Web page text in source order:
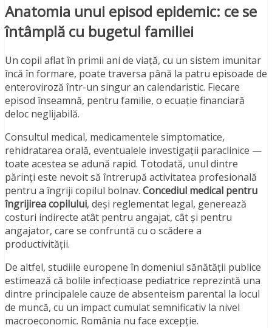
Anatomia unui episod epidemic: ce se
întâmplă cu bugetul familiei
Un copil aflat în primii ani de viață, cu un sistem imunitar
încă în formare, poate traversa până la patru episoade de
enteroviroză într-un singur an calendaristic. Fiecare
episod înseamnă, pentru familie, o ecuație financiară
deloc neglijabilă.
Consultul medical, medicamentele simptomatice,
rehidratarea orală, eventualele investigații paraclinice —
toate acestea se adună rapid. Totodată, unul dintre
părinți este nevoit să întrerupă activitatea profesională
pentru a îngriji copilul bolnav. Concediul medical pentru
îngrijirea copilului, deși reglementat legal, generează
costuri indirecte atât pentru angajat, cât și pentru
angajator, care se confruntă cu o scădere a
productivității.
De altfel, studiile europene în domeniul sănătății publice
estimează că bolile infecțioase pediatrice reprezintă una
dintre principalele cauze de absenteism parental la locul
de muncă, cu un impact cumulat semnificativ la nivel
macroeconomic. România nu face excepție.